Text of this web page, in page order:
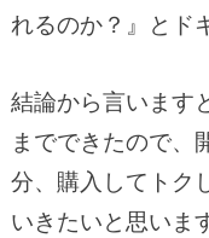
れるのか？』とド
結論から言います
までできたので、
分、購入してトク
いきたいと思いま